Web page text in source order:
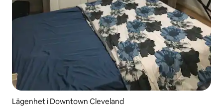
Lägenhet i Downtown Cleveland